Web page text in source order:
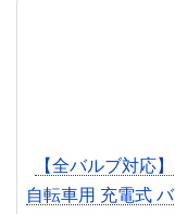
【全バルブ対応
自転車用 充電式